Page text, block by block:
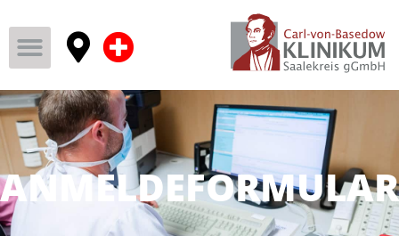
ANMELDEFORMULAR